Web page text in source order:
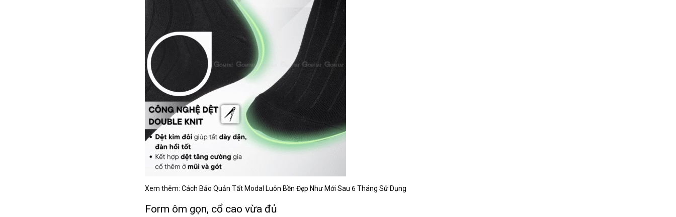
Xem thêm: Cách Bảo Quản Tất Modal Luôn Bền Đẹp Như Mới Sau 6 Tháng Sử Dụng
Form ôm gọn, cổ cao vừa đủ